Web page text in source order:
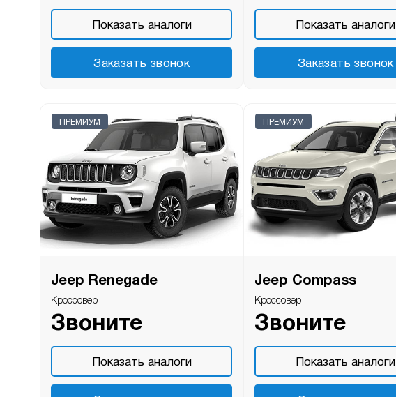
Показать аналоги
Заказать звонок
Показать аналоги
Заказать звонок
ПРЕМИУМ
Jeep Renegade
Кроссовер
Звоните
Показать аналоги
ПРЕМИУМ
Jeep Compass
Кроссовер
Звоните
Показать аналоги